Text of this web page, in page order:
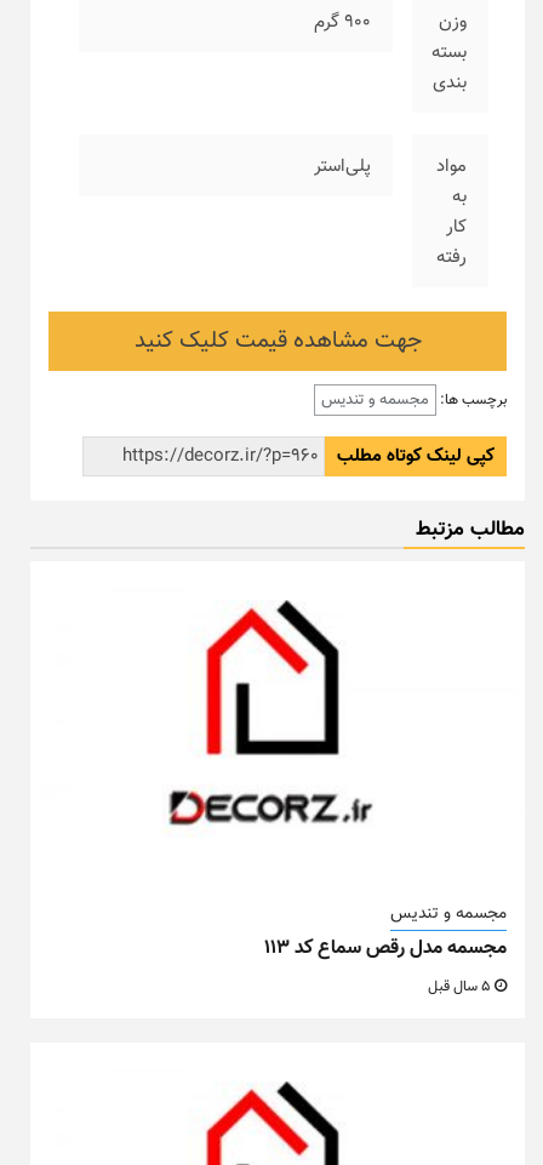
وزن
بسته
بندی
۹۰۰ گرم
مواد
به
کار
رفته
پلی‌استر
جهت مشاهده قیمت کلیک کنید
برچسب ها: مجسمه و تندیس
کپی لینک کوتاه مطلب
مطالب مزتبط
مجسمه و تندیس
مجسمه مدل رقص سماع کد ۱۱۳